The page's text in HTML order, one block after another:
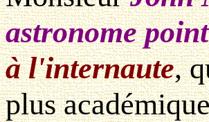
astronome
à l'internaute,
plus